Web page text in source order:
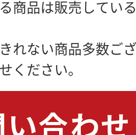
商品は販売してい
れない商品多数ご
ください。